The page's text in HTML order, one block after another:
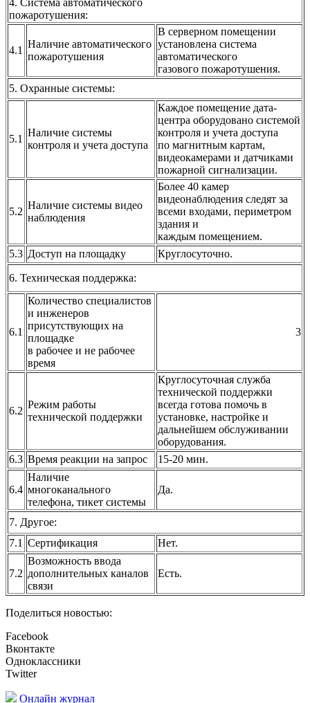
4. Система автоматического
пожаротушения:
4.1
Наличие автоматического
пожаротушения
В серверном помещении
установлена система
автоматического
газового пожаротушения.
5. Охранные системы:
5.1
Наличие системы
контроля и учета доступа
Каждое помещение дата-
центра оборудовано системой
контроля и учета доступа
по магнитным картам,
видеокамерами и датчиками
пожарной сигнализации.
5.2
Наличие системы видео
наблюдения
Более 40 камер
видеонаблюдения следят за
всеми входами, периметром
здания и
каждым помещением.
5.3 Доступ на площадку Круглосуточно.
6. Техническая поддержка:
6.1
Количество специалистов
и инженеров
присутствующих на
площадке
в рабочее и не рабочее
время
3
6.2
Режим работы
технической поддержки
Круглосуточная служба
технической поддержки
всегда готова помочь в
установке, настройке и
дальнейшем обслуживании
оборудования.
6.3 Время реакции на запрос 15-20 мин.
6.4
Наличие
многоканального
телефона, тикет системы
Да.
7. Другое:
7.1 Сертификация Нет.
7.2
Возможность ввода
дополнительных каналов
связи
Есть.
Поделиться новостью:
Facebook
Вконтакте
Одноклассники
Twitter
Онлайн журнал